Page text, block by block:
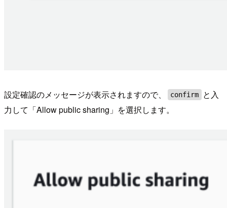
設定確認のメッセージが表示されますので、 confirm
と入
力して「Allow public sharing」を選択します。